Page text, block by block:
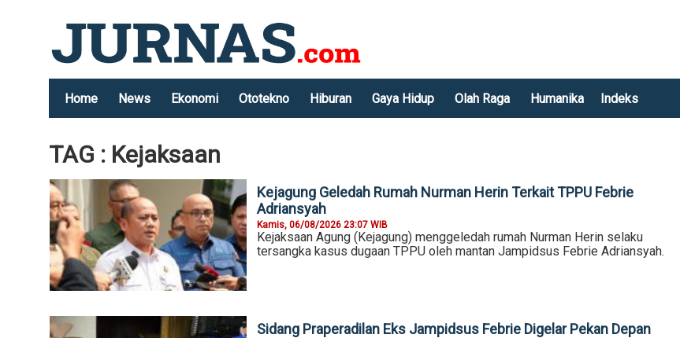
Home News Ekonomi Ototekno Hiburan Gaya Hidup Olah Raga Humanika Indeks
TAG : Kejaksaan
Kejagung Geledah Rumah Nurman Herin Terkait TPPU Febrie
Adriansyah
Kamis, 06/08/2026 23:07 WIB
Kejaksaan Agung (Kejagung) menggeledah rumah Nurman Herin selaku
tersangka kasus dugaan TPPU oleh mantan Jampidsus Febrie Adriansyah.
Sidang Praperadilan Eks Jampidsus Febrie Digelar Pekan Depan